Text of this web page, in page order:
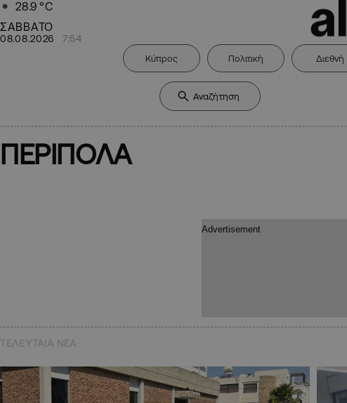
28.9 °C
ΣΑΒΒΑΤΟ
08.08.2026 7:54
Κύπρος Πολιτική Διεθνή
ΠΕΡΙΠΟΛΑ